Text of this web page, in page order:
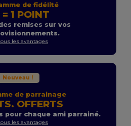
de fidélité
= 1 POINT
remises sur vos
les avantages
Nouveau !
de parrainage
OFFERTS
pour chaque ami parrainé.
les avantages